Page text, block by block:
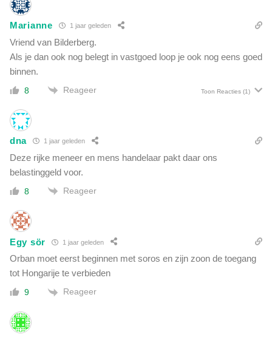
Marianne 1 jaar geleden
Vriend van Bilderberg.
Als je dan ook nog belegt in vastgoed loop je ook nog eens goed
binnen.
8 Reageer Toon Reacties (1)
dna 1 jaar geleden
Deze rijke meneer en mens handelaar pakt daar ons
belastinggeld voor.
8 Reageer
Egy sör 1 jaar geleden
Orban moet eerst beginnen met soros en zijn zoon de toegang
tot Hongarije te verbieden
9 Reageer